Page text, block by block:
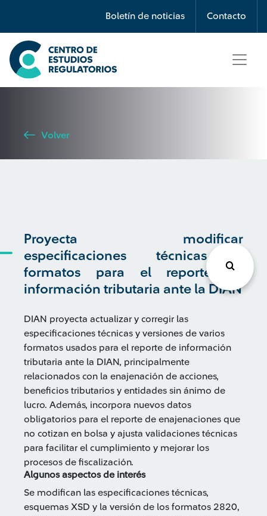
Boletín de noticias Contacto
Búsqueda
Seleccione país
Volver
Proyecta modificar
especificaciones técnicas y
formatos para el reporte de
información tributaria ante la DIAN
DIAN proyecta actualizar y corregir las
especificaciones técnicas y versiones de varios
formatos usados para el reporte de información
tributaria ante la DIAN, principalmente
relacionados con la enajenación de acciones,
beneficios tributarios y entidades sin ánimo de
lucro. Además, incorpora nuevos datos
obligatorios para el reporte de enajenaciones que
no cotizan en bolsa y ajusta validaciones técnicas
para facilitar el cumplimiento y mejorar los
procesos de fiscalización.
Algunos aspectos de interés
Se modifican las especificaciones técnicas,
esquemas XSD y la versión de los formatos 2820,